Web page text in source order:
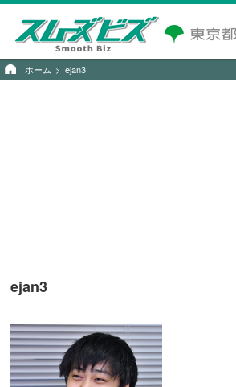
ホーム ejan3
ejan3